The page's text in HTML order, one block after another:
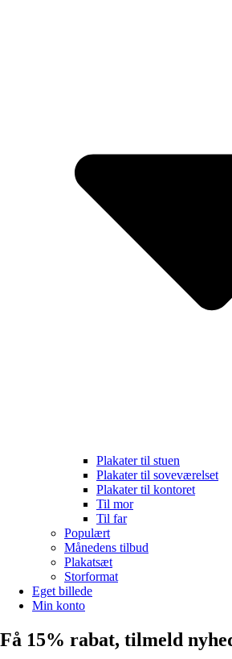
Plakater til stuen
Plakater til soveværelset
Plakater til kontoret
Til mor
Til far
Populært
Månedens tilbud
Plakatsæt
Storformat
Eget billede
Min konto
Få 15% rabat, tilmeld